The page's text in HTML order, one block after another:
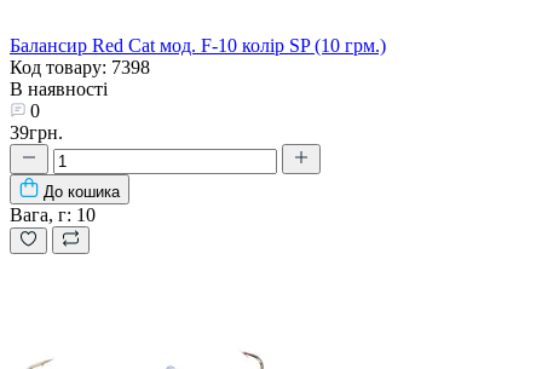
Балансир Red Cat мод. F-10 колір SP (10 грм.)
Код товару: 7398
В наявності
0
39грн.
До кошика
Вага, г: 10